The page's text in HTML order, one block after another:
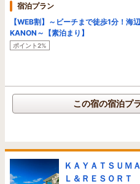
宿泊プラン
【WEB割】～ビーチまで徒歩1分！
KANON～【素泊まり】
ポイント2%
この宿の宿泊プ
ＫＡＹＡＴＳＵ
Ｌ＆ＲＥＳＯＲＴ